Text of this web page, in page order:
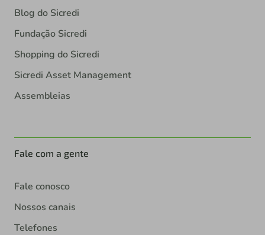
Blog do Sicredi
Fundação Sicredi
Shopping do Sicredi
Sicredi Asset Management
Assembleias
Fale com a gente
Fale conosco
Nossos canais
Telefones